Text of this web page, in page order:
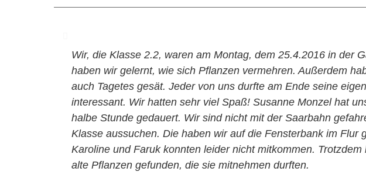
Wir, die Klasse 2.2, waren am Montag, dem 25.4.2016 in der
haben wir gelernt, wie sich Pflanzen vermehren. Außerdem
auch Tagetes gesät. Jeder von uns durfte am Ende seine
interessant. Wir hatten sehr viel Spaß! Susanne Monzel hat
halbe Stunde gedauert. Wir sind nicht mit der Saarbahn
Klasse aussuchen. Die haben wir auf die Fensterbank im
Karoline und Faruk konnten leider nicht mitkommen.
alte Pflanzen gefunden, die sie mitnehmen durften.